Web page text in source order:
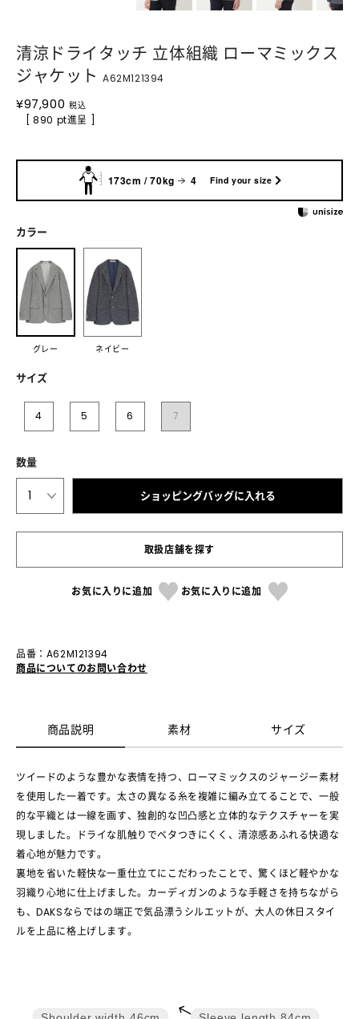
清涼ドライタッチ 立体組織 ローマミックス
ジャケット A62M121394
¥97,900 税込
[ 890 pt進呈 ]
173cm / 70kg 4 Find your size
カラー
グレー ネイビー
サイズ
4 5 6 7
数量
1 ショッピングバッグに入れる
取扱店舗を探す
お気に入りに追加 お気に入りに追加
品番：A62M121394
商品についてのお問い合わせ
商品説明 素材 サイズ
ツイードのような豊かな表情を持つ、ローマミックスのジャージー素材
を使用した一着です。太さの異なる糸を複雑に編み立てることで、一般
的な平織とは一線を画す、独創的な凹凸感と立体的なテクスチャーを実
現しました。ドライな肌触りでベタつきにくく、清涼感あふれる快適な
着心地が魅力です。
裏地を省いた軽快な一重仕立てにこだわったことで、驚くほど軽やかな
羽織り心地に仕上げました。カーディガンのような手軽さを持ちながら
も、DAKSならではの端正で気品漂うシルエットが、大人の休日スタイ
ルを上品に格上げします。